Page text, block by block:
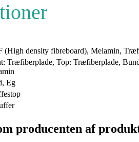
(High density fibreboard), Melamin,
Træfiberplade, Top: Træfiberplade,
Eg
producenten af